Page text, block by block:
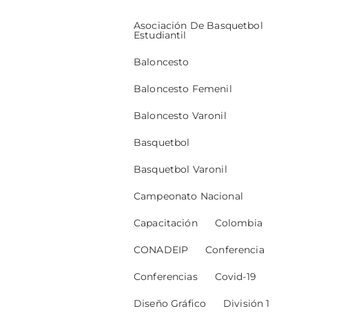
Asociación De Basquetbol
Estudiantil
Baloncesto
Baloncesto Femenil
Baloncesto Varonil
Basquetbol
Basquetbol Varonil
Campeonato Nacional
Capacitación Colombia
CONADEIP Conferencia
Conferencias Covid-19
Diseño Gráfico División 1